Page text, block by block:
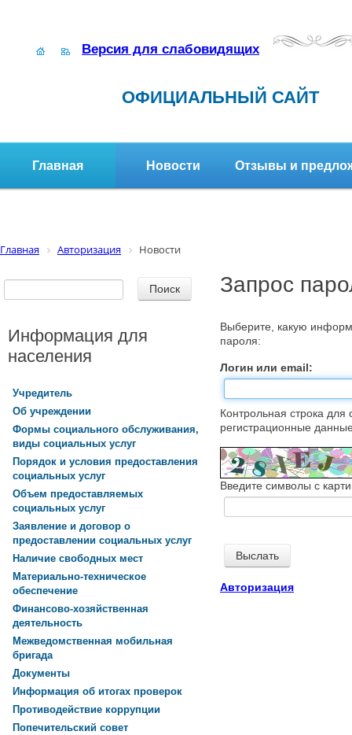
Версия для слабовидящих
ОФИЦИАЛЬНЫЙ САЙТ
Главная Новости Отзывы и
Главная Авторизация Новости
Запрос
Выберите, какую
пароля:
Логин или email:
Контрольная строка
регистрационные
Введите символы с
Авторизация
Информация для
населения
Учредитель
Об учреждении
Формы социального обслуживания,
виды социальных услуг
Порядок и условия предоставления
социальных услуг
Объем предоставляемых
социальных услуг
Заявление и договор о
предоставлении социальных услуг
Наличие свободных мест
Материально-техническое
обеспечение
Финансово-хозяйственная
деятельность
Межведомственная мобильная
бригада
Документы
Информация об итогах проверок
Противодействие коррупции
Попечительский совет